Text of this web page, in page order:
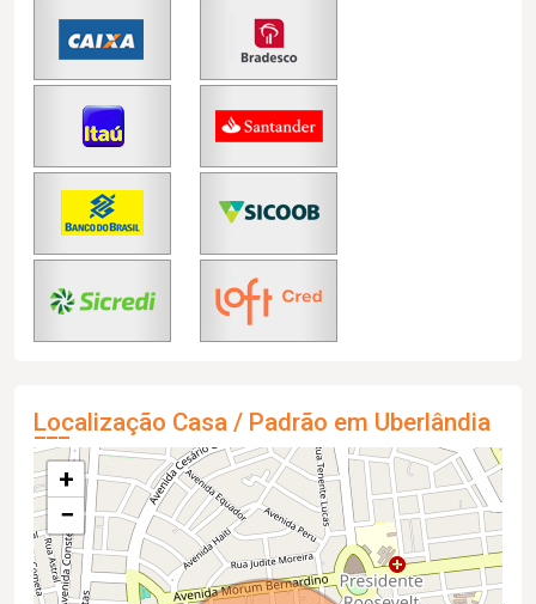
Localização Casa / Padrão em Uberlândia
+
−